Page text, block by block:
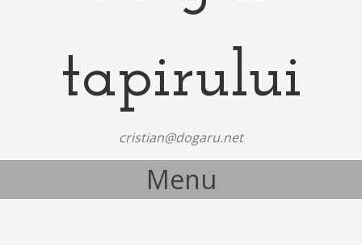
tapirului
cristian@dogaru.net
Menu